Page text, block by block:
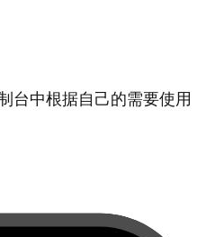
台中根据自己的需要使用